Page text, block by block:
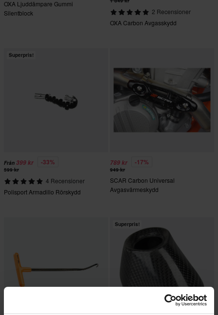
OXA Ljuddämpare Gummi
Silentblock
2 Recensioner
OXA Carbon Avgasskydd
Superpris!
Från 399 kr -33%
599 kr
4 Recensioner
Polisport Armadillo Rörskydd
789 kr -17%
949 kr
SCAR Carbon Universal
Avgasvärmeskydd
Superpris!